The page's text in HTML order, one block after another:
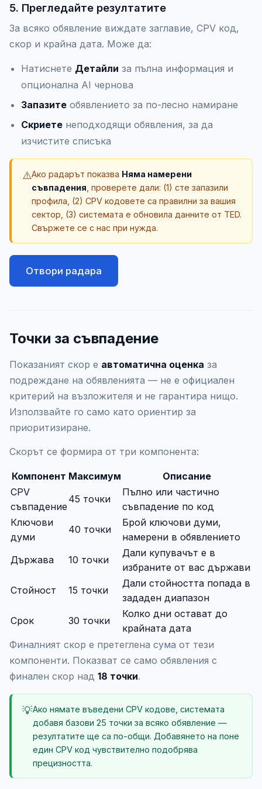
5. Прегледайте резултатите
За всяко обявление виждате заглавие, CPV код,
скор и крайна дата. Може да:
Натиснете Детайли за пълна информация и
опционална AI чернова
Запазите обявлението за по-лесно намиране
Скриете неподходящи обявления, за да
изчистите списъка
⚠️Ако радарът показва Няма намерени
съвпадения , проверете дали: (1) сте запазили
профила, (2) CPV кодовете са правилни за вашия
сектор, (3) системата е обновила данните от TED.
Свържете се с нас при нужда.
Отвори радара
Точки за съвпадение
Показаният скор е автоматична оценка за
подреждане на обявленията — не е официален
критерий на възложителя и не гарантира нищо.
Използвайте го само като ориентир за
приоритизиране.
Скорът се формира от три компонента:
Компонент Максимум
Описание
CPV
съвпадение
45 точки
Пълно или частично
съвпадение по код
Ключови
думи
40 точки
Брой ключови думи,
намерени в обявлението
Държава
10 точки
Дали купувачът е в
избраните от вас държави
Стойност
15 точки
Дали стойността попада в
зададен диапазон
Срок
30 точки
Колко дни остават до
крайната дата
Финалният скор е претеглена сума от тези
компоненти. Показват се само обявления с
финален скор над 18 точки.
💡Ако нямате въведени CPV кодове, системата
добавя базови 25 точки за всяко обявление —
резултатите ще са по-общи. Добавянето на поне
един CPV код чувствително подобрява
прецизността.